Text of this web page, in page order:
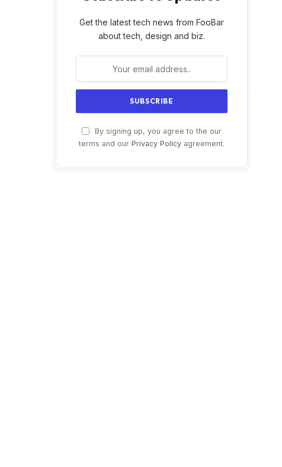
Get the latest tech news from FooBar
about tech, design and biz.
By signing up, you agree to the our
terms and our Privacy Policy agreement.